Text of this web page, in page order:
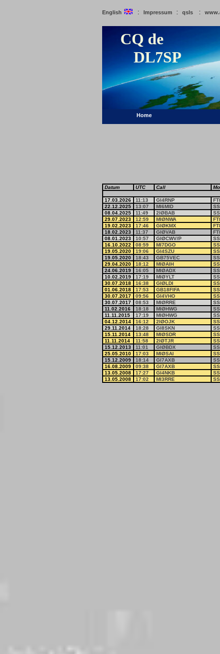
English : Impressum : qsls :
CQ de
DL7SP
Home
Datum UTC Call
17.03.2026 11:13 GI4RNP
22.12.2025
13:07 MI6MID
08.04.2025
11:49 2IØBAB
29.07.2023
12:59 MIØNWA
19.02.2023
17:46 GIØKMX
18.02.2023
11:37 GIØVAB
08.01.2023
10:57 GIØCWV/P
16.10.2022
08:59 MI7DGO
19.05.2020
19:06 GI4SZU
19.05.2020
18:43 GB75VEC
29.04.2020
18:12 MIØAIH
24.06.2019
16:05 MIØADX
10.02.2019
17:19 MIØYLT
30.07.2018
16:38 GIØLDI
01.06.2018
17:53 GB18FIFA
30.07.2017
09:56 GI4VHO
30.07.2017
08:53 MIØRRE
11.02.2016
18:18 MIØHWG
11.11.2015
17:19 MIØHWG
04.12.2014
16:12 2IØOJK
29.11.2014
18:28 GI8SKN
15.11.2014
13:48 MIØSDR
11.11.2014
11:58 2IØTJR
15.12.2013
11:01 GIØBDX
25.05.2010
17:03 MIØSAI
15.12.2009
18:14 GI7AXB
16.08.2009
09:38 GI7AXB
13.05.2008
17:27 GI4NKB
13.05.2008
17:02 MI3RRE